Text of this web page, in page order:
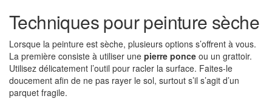
Techniques pour peinture sèche
Lorsque la peinture est sèche, plusieurs options s’offrent à vous.
La première consiste à utiliser une pierre ponce ou un grattoir.
Utilisez délicatement l’outil pour racler la surface. Faites-le
doucement afin de ne pas rayer le sol, surtout s’il s’agit d’un
parquet fragile.